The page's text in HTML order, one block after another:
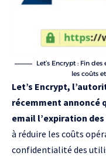
Let’s Encrypt : Fin
les coûts
Let’s Encrypt,
récemment annoncé
email l’expiration
à réduire les coûts
confidentialité des